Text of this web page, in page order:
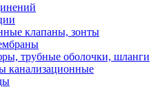
клапаны, зонты
трубные оболочки, шланги
канализационные